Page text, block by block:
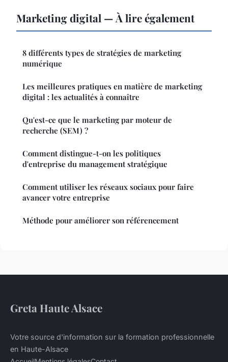
Marketing digital — À lire également
8 différents types de stratégies de marketing
numérique
Les meilleures pratiques en matière de marketing
digital : les actualités à connaître
Qu'est-ce que le marketing par moteur de
recherche (SEM) ?
Comment distingue-t-on les politiques
d'entreprise du management stratégique
Comment utiliser les réseaux sociaux pour faire
avancer votre entreprise
Méthode pour améliorer son référencement
Greta Haute Alsace
Votre source d'information sur la formation professionnelle
en Haute-Alsace